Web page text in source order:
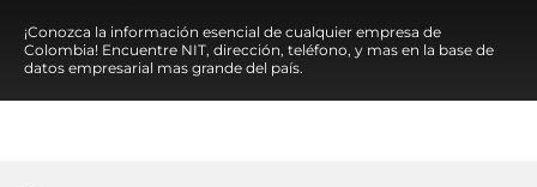
¡Conozca la información esencial de cualquier empresa de
Colombia! Encuentre NIT, dirección, teléfono, y mas en la base de
datos empresarial mas grande del país.